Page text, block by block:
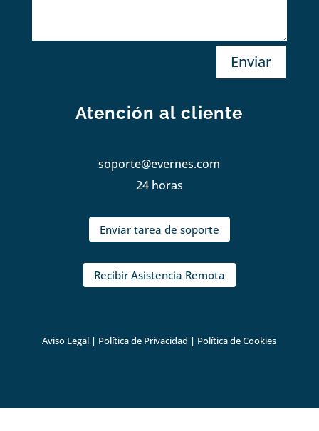
Enviar
Atención al cliente
soporte@evernes.com
24 horas
Envíar tarea de soporte
Recibir Asistencia Remota
Aviso Legal | Política de Privacidad | Política de Cookies